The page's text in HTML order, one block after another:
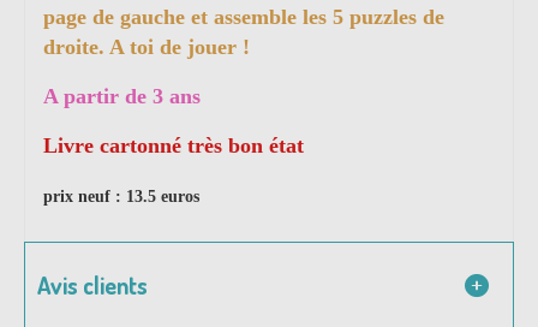
page de gauche et assemble les 5 puzzles de
droite. A toi de jouer !
A partir de 3 ans
Livre cartonné très bon état
prix neuf : 13.5 euros
Avis clients